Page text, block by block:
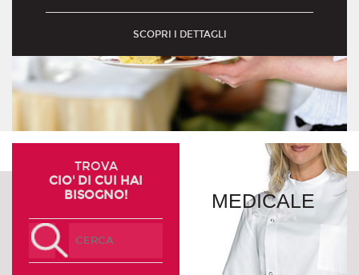
SCOPRI I DETTAGLI
TROVA
CIO' DI CUI HAI
BISOGNO!
MEDICALE